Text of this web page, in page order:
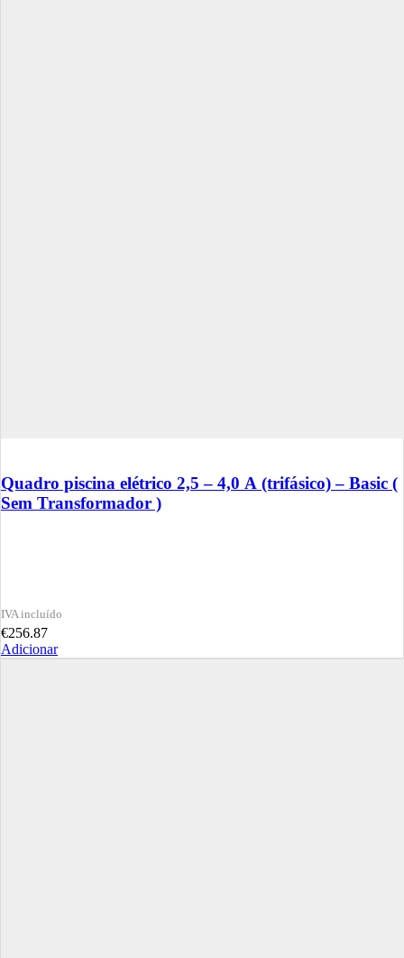
Quadro piscina elétrico 2,5 – 4,0 A (trifásico) – Basic (
Sem Transformador )
€256.87
Adicionar